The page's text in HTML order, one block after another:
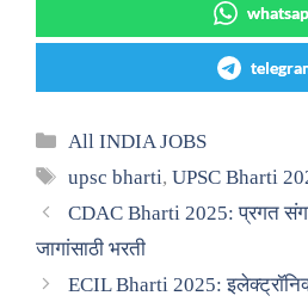
Categories
All INDIA JOBS
Tags
upsc bharti,UPSC Bharti
CDAC Bharti 2025: प्रगत
जागांसाठी भरती
ECIL Bharti 2025: